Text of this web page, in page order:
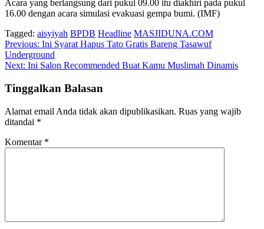
Acara yang berlangsung dari pukul 09.00 itu diakhiri pada pukul
16.00 dengan acara simulasi evakuasi gempa bumi. (IMF)
Tagged: aisyiyah BPDB Headline MASJIDUNA.COM
Navigasi
pos
Previous: Ini Syarat Hapus Tato Gratis Bareng Tasawuf
Underground
Next: Ini Salon Recommended Buat Kamu Muslimah Dinamis
Tinggalkan Balasan
Alamat email Anda tidak akan dipublikasikan. Ruas yang wajib
ditandai *
Komentar *